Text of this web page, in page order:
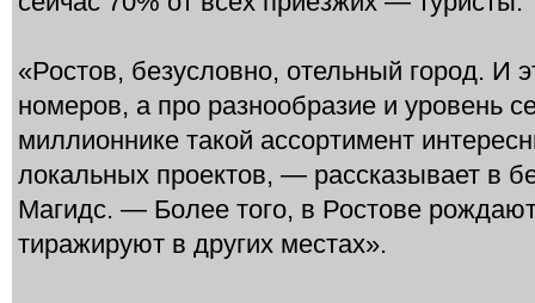
«Ростов, безусловно, отельный город. И
номеров, а про разнообразие и уровень
миллионнике такой ассортимент
локальных проектов, — рассказывает в
Магидс. — Более того, в Ростове
тиражируют в других местах».